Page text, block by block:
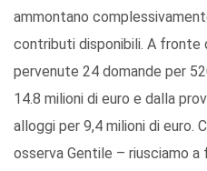
ammontano
contributi disponibili. A
pervenute 24 domande per
14.8 milioni di euro e dalla
alloggi per 9,4 milioni di euro.
osserva Gentile – riusciamo a